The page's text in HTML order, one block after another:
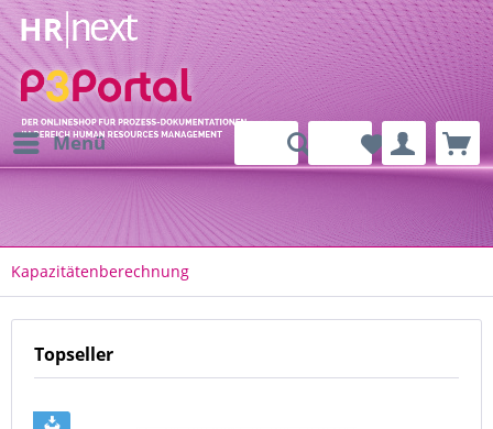
Menü
Kapazitätenberechnung
Topseller